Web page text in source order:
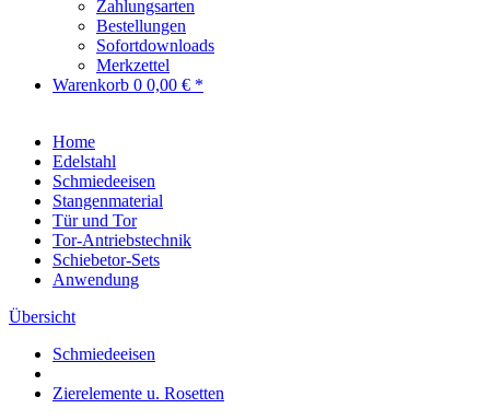
Zahlungsarten
Bestellungen
Sofortdownloads
Merkzettel
Warenkorb 0 0,00 € *
Home
Edelstahl
Schmiedeeisen
Stangenmaterial
Tür und Tor
Tor-Antriebstechnik
Schiebetor-Sets
Anwendung
Übersicht
Schmiedeeisen
Zierelemente u. Rosetten